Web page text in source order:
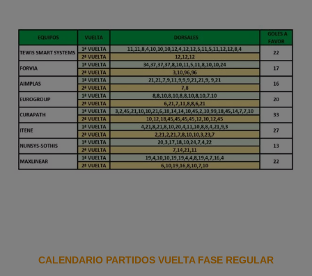
CALENDARIO PARTIDOS VUELTA FASE REGULAR